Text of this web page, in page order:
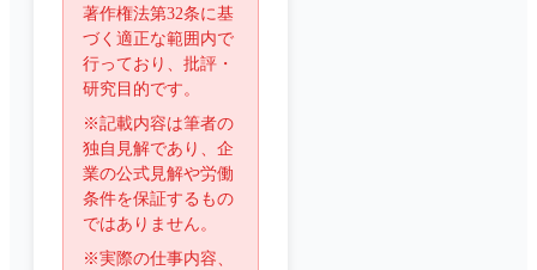
著作権法第32条に基
づく適正な範囲内で
行っており、批評・
研究目的です。
※記載内容は筆者の
独自見解であり、企
業の公式見解や労働
条件を保証するもの
ではありません。
※実際の仕事内容、